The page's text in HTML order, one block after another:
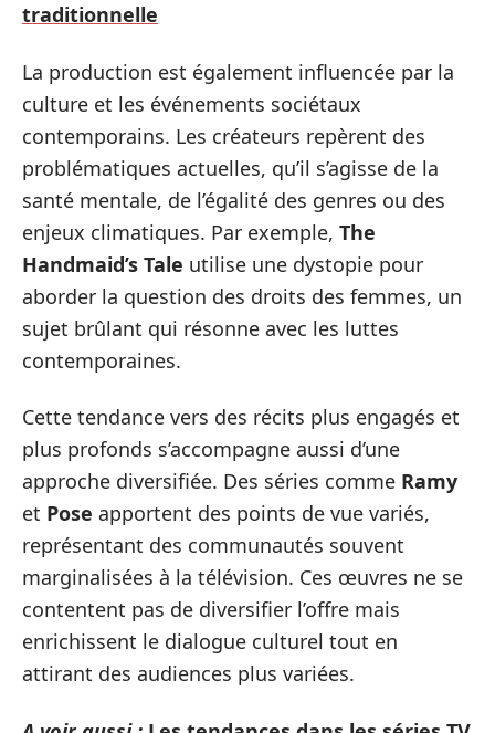
traditionnelle
La production est également influencée par la
culture et les événements sociétaux
contemporains. Les créateurs repèrent des
problématiques actuelles, qu’il s’agisse de la
santé mentale, de l’égalité des genres ou des
enjeux climatiques. Par exemple, The
Handmaid’s Tale utilise une dystopie pour
aborder la question des droits des femmes, un
sujet brûlant qui résonne avec les luttes
contemporaines.
Cette tendance vers des récits plus engagés et
plus profonds s’accompagne aussi d’une
approche diversifiée. Des séries comme Ramy
et Pose apportent des points de vue variés,
représentant des communautés souvent
marginalisées à la télévision. Ces œuvres ne se
contentent pas de diversifier l’offre mais
enrichissent le dialogue culturel tout en
attirant des audiences plus variées.